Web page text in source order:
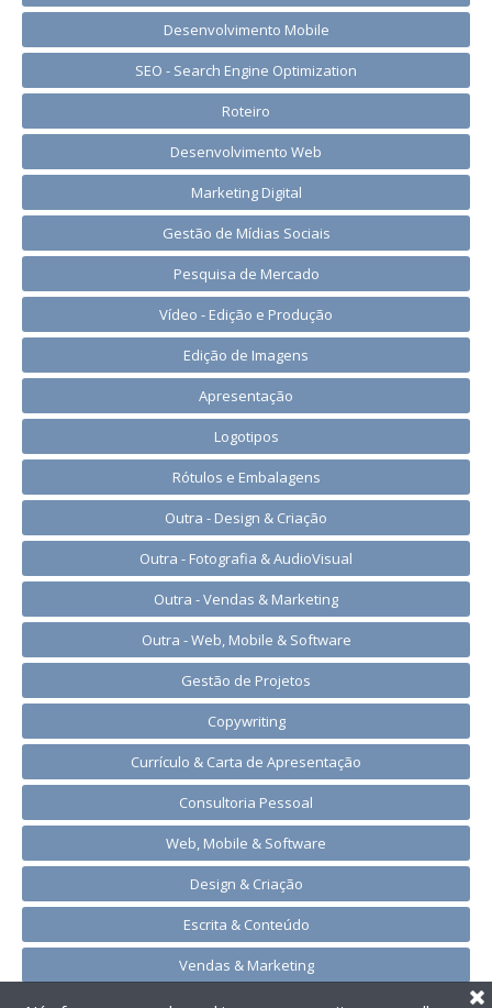
Desenvolvimento Mobile
SEO - Search Engine Optimization
Roteiro
Desenvolvimento Web
Marketing Digital
Gestão de Mídias Sociais
Pesquisa de Mercado
Vídeo - Edição e Produção
Edição de Imagens
Apresentação
Logotipos
Rótulos e Embalagens
Outra - Design & Criação
Outra - Fotografia & AudioVisual
Outra - Vendas & Marketing
Outra - Web, Mobile & Software
Gestão de Projetos
Copywriting
Currículo & Carta de Apresentação
Consultoria Pessoal
Web, Mobile & Software
Design & Criação
Escrita & Conteúdo
Vendas & Marketing